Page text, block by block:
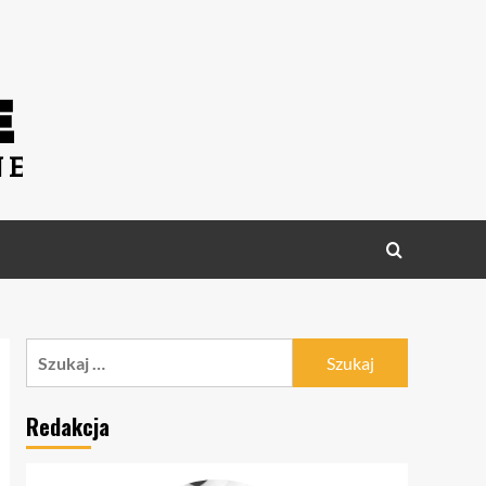
Redakcja